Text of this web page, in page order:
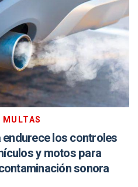
los controles
y motos para
sonora